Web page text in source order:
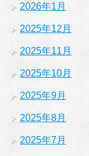
2026年1月
2025年12月
2025年11月
2025年10月
2025年9月
2025年8月
2025年7月